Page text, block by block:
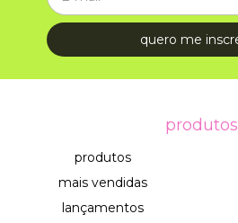
produtos
produtos
mais vendidas
lançamentos